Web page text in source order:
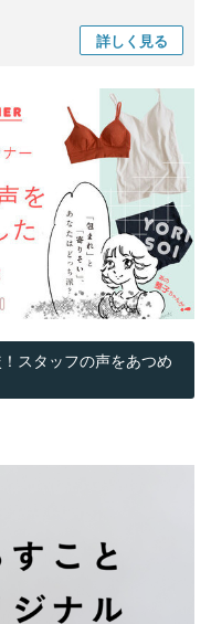
詳しく 見る
スタッフの声をあつめ